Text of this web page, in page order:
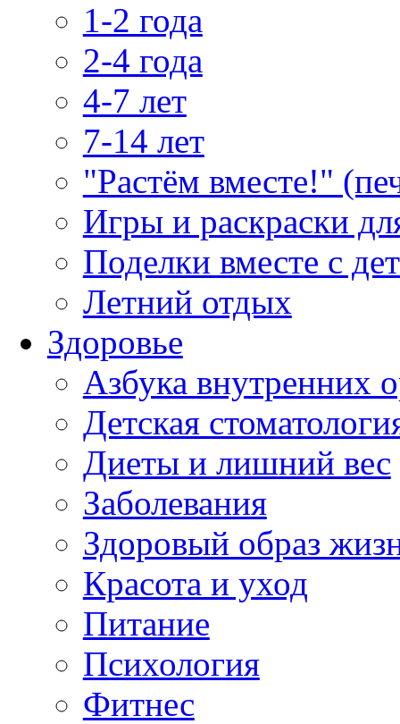
1-2 года
2-4 года
4-7 лет
7-14 лет
"Растём вместе!"
Игры и раскраски
Поделки вместе с
Летний отдых
Здоровье
Азбука внутренних
Детская
Диеты и лишний вес
Заболевания
Здоровый образ
Красота и уход
Питание
Психология
Фитнес